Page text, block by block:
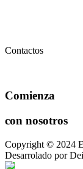
Contactos
Comienza
con nosotros
Copyright © 2024
Desarrolado por